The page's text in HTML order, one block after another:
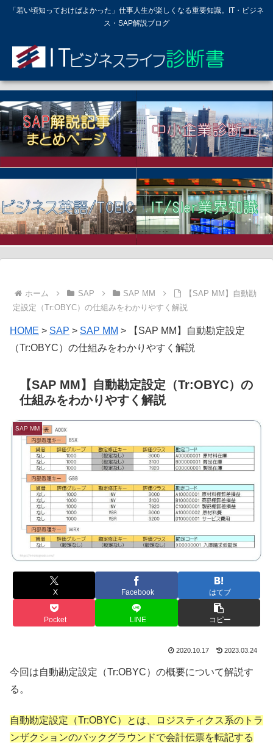
「若い頃知っておけばよかった」仕事人生が楽しくなる重要知識。IT・ビジネ
ス・SAP解説ブログ
ホーム SAP SAP MM
【SAP MM】自動勘
定設定（Tr:OBYC）の仕組みをわかりやすく解説
HOME > SAP > SAP MM >
【SAP MM】自動勘定設定
（Tr:OBYC）の仕組みをわかりやすく解説
【SAP MM】自動勘定設定（Tr:OBYC）の
仕組みをわかりやすく解説
SAP MM
X Facebook はてブ
Pocket LINE コピー
2020.10.17 2023.03.24
今回は自動勘定設定（Tr:OBYC）の概要について解説す
る。
自動勘定設定（Tr:OBYC）とは、ロジスティクス系のトラ
ンザクションのバックグラウンドで会計伝票を転記する